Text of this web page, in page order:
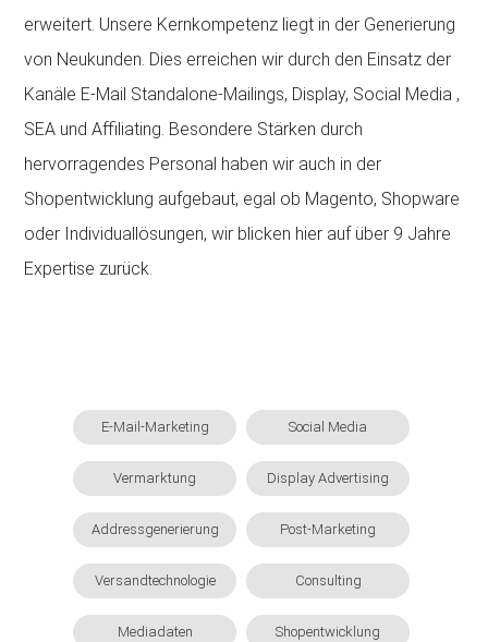
erweitert. Unsere Kernkompetenz liegt in der Generierung
von Neukunden. Dies erreichen wir durch den Einsatz der
Kanäle E-Mail Standalone-Mailings, Display, Social Media ,
SEA und Affiliating. Besondere Stärken durch
hervorragendes Personal haben wir auch in der
Shopentwicklung aufgebaut, egal ob Magento, Shopware
oder Individuallösungen, wir blicken hier auf über 9 Jahre
Expertise zurück.
E-Mail-Marketing Social Media
Vermarktung Display Advertising
Addressgenerierung Post-Marketing
Versandtechnologie Consulting
Mediadaten Shopentwicklung